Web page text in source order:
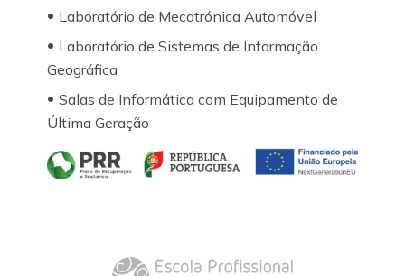
Laboratório de Mecatrónica Automóvel
Laboratório de Sistemas de Informação
Geográfica
Salas de Informática com Equipamento de
Última Geração